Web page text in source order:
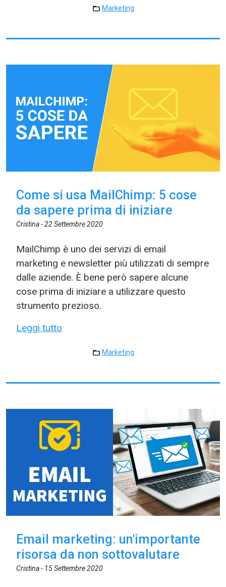
Marketing
Come si usa MailChimp: 5 cose
da sapere prima di iniziare
Cristina -22 Settembre 2020
MailChimp è uno dei servizi di email
marketing e newsletter più utilizzati di sempre
dalle aziende. È bene però sapere alcune
cose prima di iniziare a utilizzare questo
strumento prezioso.
Leggi tutto
Marketing
Email marketing: un'importante
risorsa da non sottovalutare
Cristina - 15 Settembre 2020